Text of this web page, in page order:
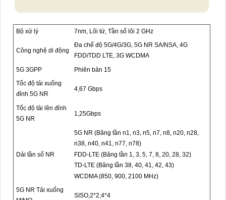
Bộ xử lý 7nm, Lõi tứ, Tần số lõi 2 GHz
Công nghệ di động
Đa chế độ 5G/4G/3G, 5G NR SA/NSA, 4G
FDD/TDD LTE, 3G WCDMA
5G 3GPP
Phiên bản 15
Tốc độ tải xuống
đỉnh 5G NR
4,67 Gbps
Tốc độ tải lên đỉnh
5G NR
1,25Gbps
Dải tần số NR
5G NR (Băng tần n1, n3, n5, n7, n8, n20, n28,
n38, n40, n41, n77, n78)
FDD-LTE (Băng tần 1, 3, 5, 7, 8, 20, 28, 32)
TD-LTE (Băng tần 38, 40, 41, 42, 43)
WCDMA (850, 900, 2100 MHz)
5G NR Tải xuống
SISO,2*2,4*4